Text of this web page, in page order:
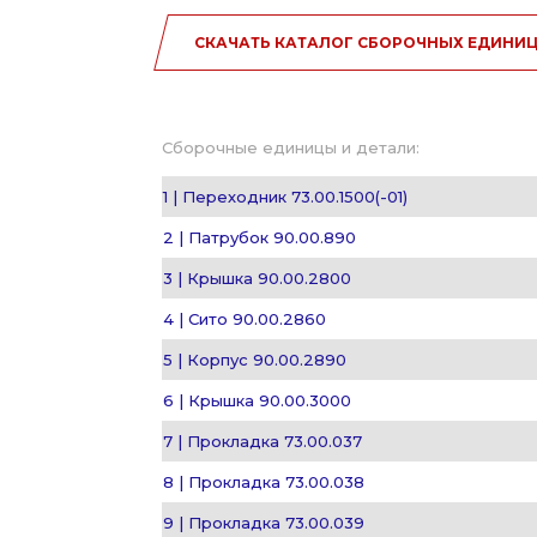
СКАЧАТЬ КАТАЛОГ СБОРОЧНЫХ
Сборочные единицы и детали:
1 | Переходник 73.00.1500(-01)
2 | Патрубок 90.00.890
3 | Крышка 90.00.2800
4 | Сито 90.00.2860
5 | Корпус 90.00.2890
6 | Крышка 90.00.3000
7 | Прокладка 73.00.037
8 | Прокладка 73.00.038
9 | Прокладка 73.00.039